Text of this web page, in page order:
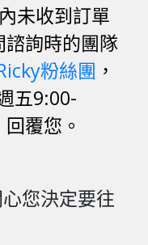
未收到訂單
詢時的團隊
粉絲團 ，
五9:00-
覆您。
您決定要往